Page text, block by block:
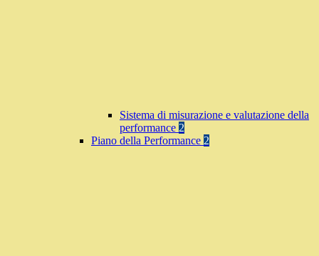
Sistema di misurazione e valutazione della
performance 2
Piano della Performance 2